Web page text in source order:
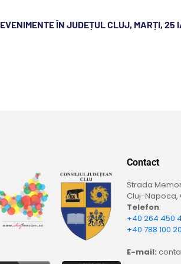
EVENIMENTE ÎN JUDEȚUL CLUJ, MARȚI, 25
Contact
Strada
Cluj-Napoca,
Telefon:
+40 264 450
+40 788 100
E-mail: